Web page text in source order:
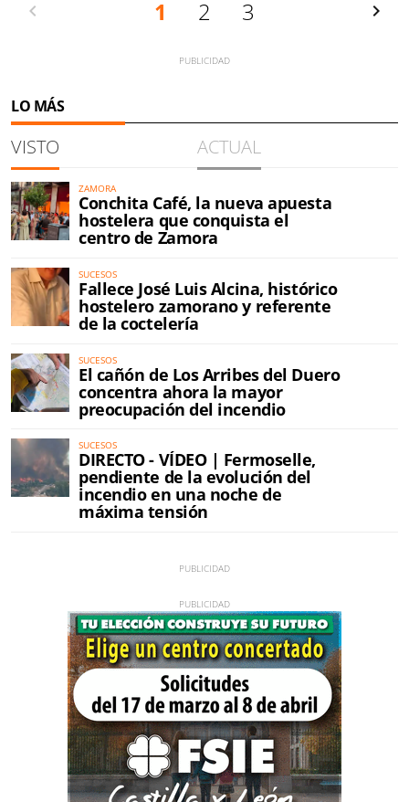
1 2 3
LO MÁS
VISTO ACTUAL
ZAMORA
Conchita Café, la nueva apuesta
hostelera que conquista el
centro de Zamora
SUCESOS
Fallece José Luis Alcina, histórico
hostelero zamorano y referente
de la coctelería
SUCESOS
El cañón de Los Arribes del Duero
concentra ahora la mayor
preocupación del incendio
SUCESOS
DIRECTO - VÍDEO | Fermoselle,
pendiente de la evolución del
incendio en una noche de
máxima tensión